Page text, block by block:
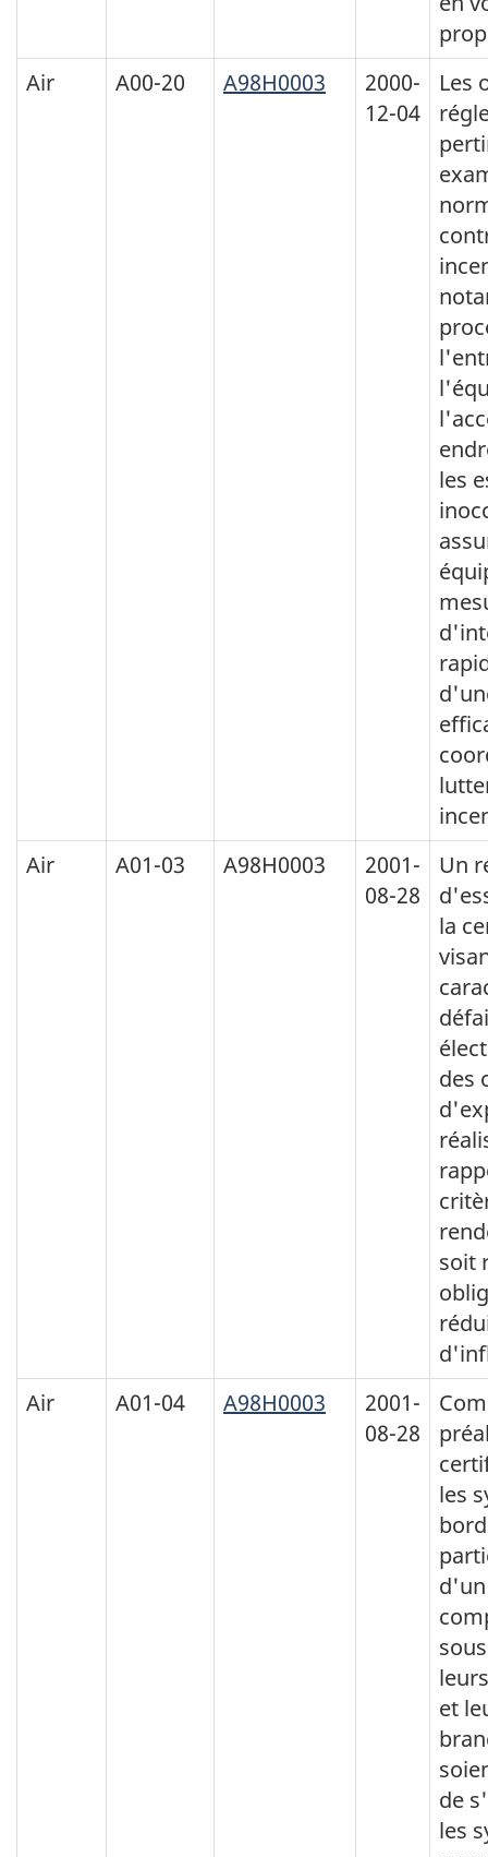
Air
A00-20 A98H0003
2000-
12-04
Les
les
Air
A01-03 A98H0003
2001-
08-28
Un
la
des
soit
Air
A01-04 A98H0003
2001-
08-28
les
et
de
les